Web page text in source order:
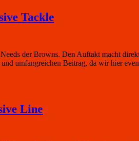
Tackle
der Browns. Den Auftakt macht
umfangreichen Beitrag, da wir hier
Line